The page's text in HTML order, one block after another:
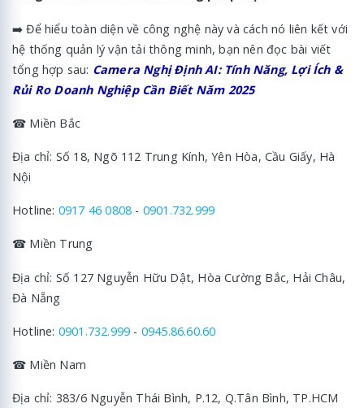
➡️ Để hiểu toàn diện về công nghệ này và cách nó liên kết với
hệ thống quản lý vận tải thông minh, bạn nên đọc bài viết
tổng hợp sau: Camera Nghị Định AI: Tính Năng, Lợi Ích &
Rủi Ro Doanh Nghiệp Cần Biết Năm 2025
☎ Miền Bắc
Địa chỉ: Số 18, Ngõ 112 Trung Kính, Yên Hòa, Cầu Giấy, Hà
Nội
Hotline: 0917 46 0808 - 0901.732.999
☎ Miền Trung
Địa chỉ: Số 127 Nguyễn Hữu Dật, Hòa Cường Bắc, Hải Châu,
Đà Nẵng
Hotline: 0901.732.999 - 0945.86.60.60
☎ Miền Nam
Địa chỉ: 383/6 Nguyễn Thái Bình, P.12, Q.Tân Bình, TP.HCM